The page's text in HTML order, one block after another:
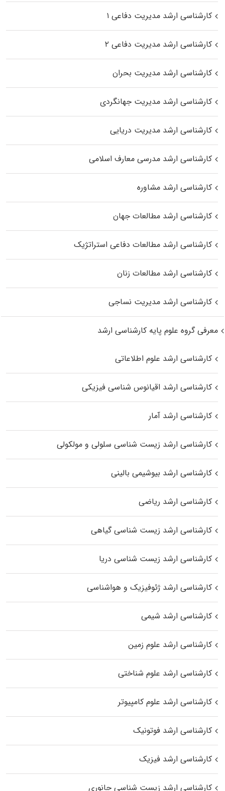
کارشناسی ارشد مدیریت دفاعی ۱
کارشناسی ارشد مدیریت دفاعی ۲
کارشناسی ارشد مدیریت بحران
کارشناسی ارشد مدیریت جهانگردی
کارشناسی ارشد مدیریت دریایی
کارشناسی ارشد مدرسی معارف اسلامی
کارشناسی ارشد مشاوره
کارشناسی ارشد مطالعات جهان
کارشناسی ارشد مطالعات دفاعی استراتژیک
کارشناسی ارشد مطالعات زنان
کارشناسی ارشد مدیریت نساجی
معرفی گروه علوم پایه کارشناسی ارشد
کارشناسی ارشد علوم اطلاعاتی
کارشناسی ارشد اقیانوس‌ شناسی فیزیکی
کارشناسی ارشد آمار
کارشناسی ارشد زیست شناسی سلولی و مولکولی
کارشناسی ارشد بیوشیمی بالینی
کارشناسی ارشد ریاضی
کارشناسی ارشد زیست‌ شناسی گیاهی
کارشناسی ارشد زیست‌ شناسی دریا
کارشناسی ارشد ژئوفیزیک و هواشناسی
کارشناسی ارشد شیمی
کارشناسی ارشد علوم زمین
کارشناسی ارشد علوم شناختی
کارشناسی ارشد علوم کامپیوتر
کارشناسی ارشد فوتونیک
کارشناسی ارشد فیزیک
کارشناسی ارشد زیست‌ شناسی جانوری